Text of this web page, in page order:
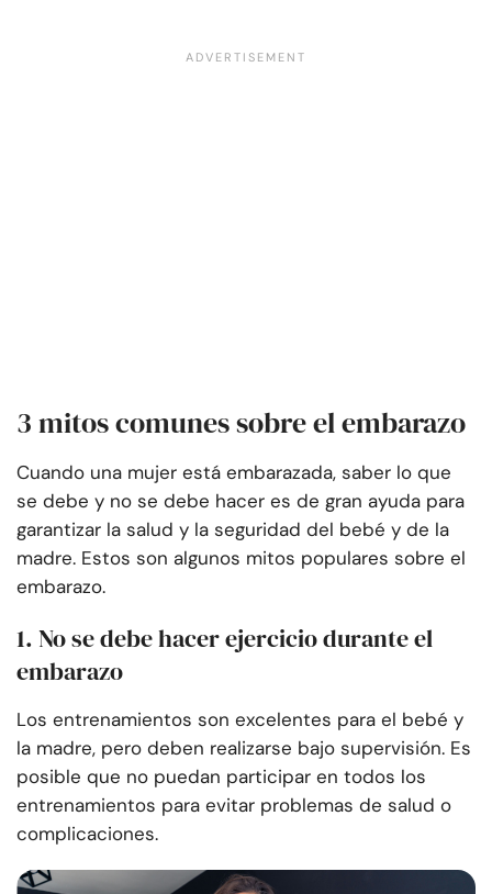
3 mitos comunes sobre el embarazo
Cuando una mujer está embarazada, saber lo que
se debe y no se debe hacer es de gran ayuda para
garantizar la salud y la seguridad del bebé y de la
madre. Estos son algunos mitos populares sobre el
embarazo.
1. No se debe hacer ejercicio durante el
embarazo
Los entrenamientos son excelentes para el bebé y
la madre, pero deben realizarse bajo supervisión. Es
posible que no puedan participar en todos los
entrenamientos para evitar problemas de salud o
complicaciones.